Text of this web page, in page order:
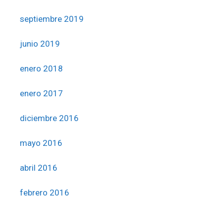
septiembre 2019
junio 2019
enero 2018
enero 2017
diciembre 2016
mayo 2016
abril 2016
febrero 2016